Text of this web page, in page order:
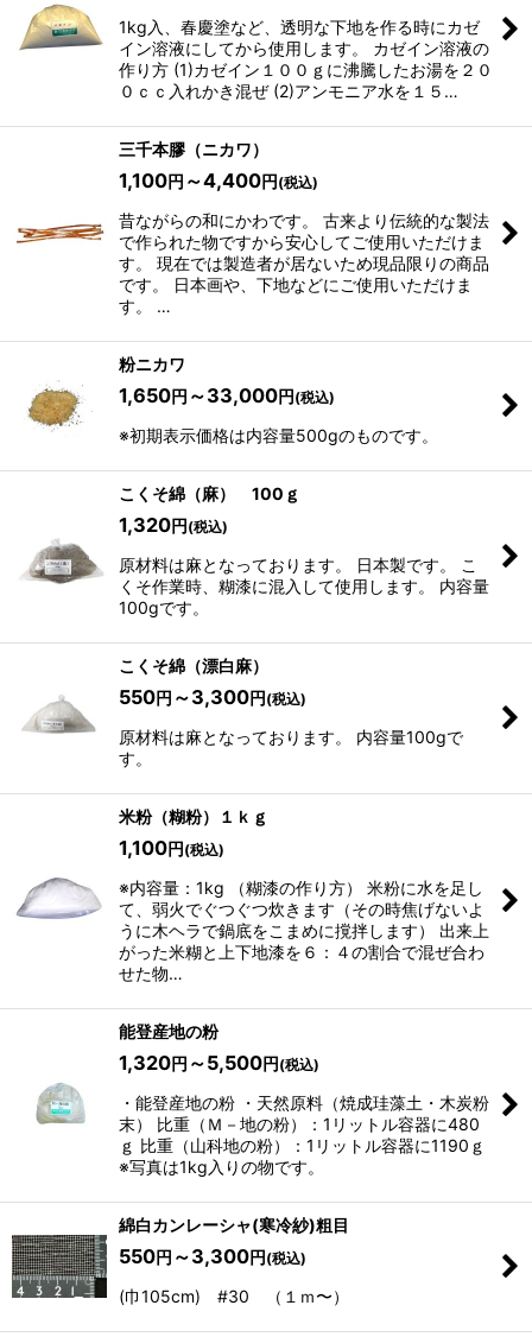
1kg入、春慶塗など、透明な下地を作る時にカゼ
イン溶液にしてから使用します。 カゼイン溶液の
作り方 (1)カゼイン１００ｇに沸騰したお湯を２０
０ｃｃ入れかき混ぜ (2)アンモニア水を１５…
三千本膠（ニカワ）
1,100円 ～4,400円 (税込)
昔ながらの和にかわです。 古来より伝統的な製法
で作られた物ですから安心してご使用いただけま
す。 現在では製造者が居ないため現品限りの商品
です。 日本画や、下地などにご使用いただけま
す。 …
粉ニカワ
1,650円 ～33,000円 (税込)
※初期表示価格は内容量500gのものです。
こくそ綿（麻） 100ｇ
1,320円 (税込)
原材料は麻となっております。 日本製です。 こ
くそ作業時、糊漆に混入して使用します。 内容量
100gです。
こくそ綿（漂白麻）
550円 ～3,300円 (税込)
原材料は麻となっております。 内容量100gで
す。
米粉（糊粉）１ｋｇ
1,100円 (税込)
※内容量：1kg （糊漆の作り方） 米粉に水を足し
て、弱火でぐつぐつ炊きます（その時焦げないよ
うに木ヘラで鍋底をこまめに撹拌します） 出来上
がった米糊と上下地漆を６：４の割合で混ぜ合わ
せた物…
能登産地の粉
1,320円 ～5,500円 (税込)
・能登産地の粉 ・天然原料（焼成珪藻土・木炭粉
末） 比重（Ｍ－地の粉）：1リットル容器に480
ｇ 比重（山科地の粉）：1リットル容器に1190ｇ
※写真は1kg入りの物です。
綿白カンレーシャ(寒冷紗)粗目
550円 ～3,300円 (税込)
(巾105cm) #30 （１ｍ〜）